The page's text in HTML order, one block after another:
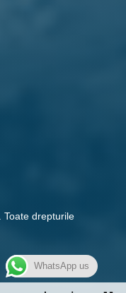
Toate drepturile
WhatsApp us